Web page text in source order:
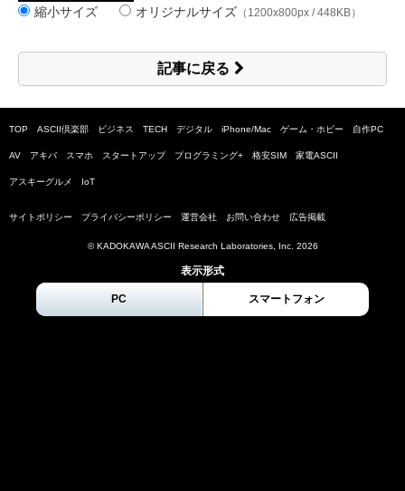
縮小サイズ オリジナルサイズ （1200x800px / 448KB）
記事に戻る
TOP ASCII倶楽部 ビジネス TECH デジタル iPhone/Mac ゲーム・ホビー 自作PC
AV アキバ スマホ スタートアップ プログラミング+ 格安SIM 家電ASCII
アスキーグルメ IoT
サイトポリシー プライバシーポリシー 運営会社 お問い合わせ 広告掲載
© KADOKAWA ASCII Research Laboratories, Inc. 2026
表示形式
PC スマートフォン